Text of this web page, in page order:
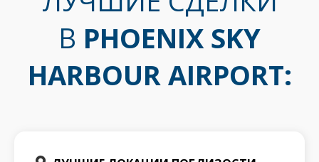
В PHOENIX SKY
HARBOUR AIRPORT: